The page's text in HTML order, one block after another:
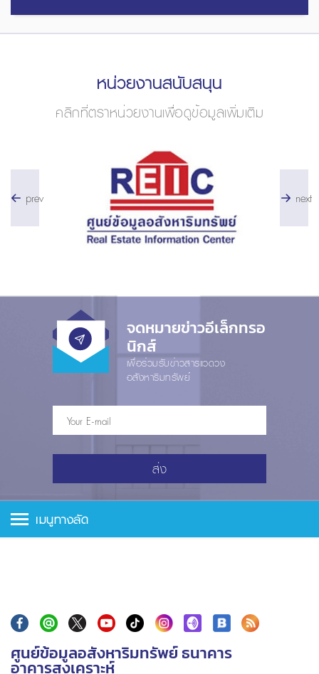
หน่วยงานสนับสนุน
คลิกที่ตราหน่วยงานเพื่อดูข้อมูลเพิ่มเติม
prev next
จดหมายข่าวอีเล็กทรอ
นิกส์
เพื่อร่วมรับข่าวสารแวดวง
อสังหาริมทรัพย์
ส่ง
เมนูทางลัด
ศูนย์ข้อมูลอสังหาริมทรัพย์ ธนาคาร
อาคารสงเคราะห์